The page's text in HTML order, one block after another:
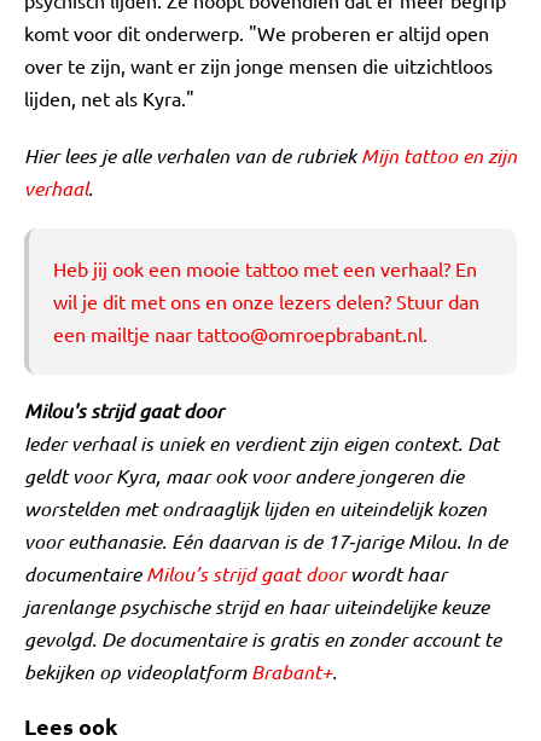
komt voor dit onderwerp. "We proberen er altijd open
over te zijn, want er zijn jonge mensen die uitzichtloos
lijden, net als Kyra."
Hier lees je alle verhalen van de rubriekMijn tattoo en zijn
verhaal.
Heb jij ook een mooie tattoo met een verhaal? En
wil je dit met ons en onze lezers delen? Stuur dan
een mailtje naar tattoo@omroepbrabant.nl.
Milou's strijd gaat door
Ieder verhaal is uniek en verdient zijn eigen context. Dat
geldt voor Kyra, maar ook voor andere jongeren die
worstelden met ondraaglijk lijden en uiteindelijk kozen
voor euthanasie. Eén daarvan is de 17‑jarige Milou. In de
documentaireMilou’s strijd gaat doorwordt haar
jarenlange psychische strijd en haar uiteindelijke keuze
gevolgd. De documentaire is gratis en zonder account te
bekijken op videoplatformBrabant+.
Lees ook